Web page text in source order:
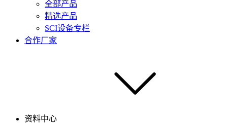
全部产品
精选产品
SCI设备专栏
合作厂家
资料中心